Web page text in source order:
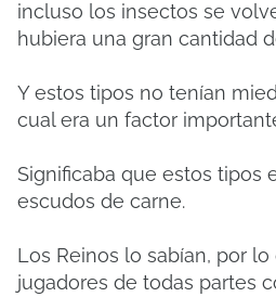
incluso los insectos se
hubiera una gran cantidad
Y estos tipos no tenían
cual era un factor
Significaba que estos tipos
escudos de carne.
Los Reinos lo sabían, por
jugadores de todas partes